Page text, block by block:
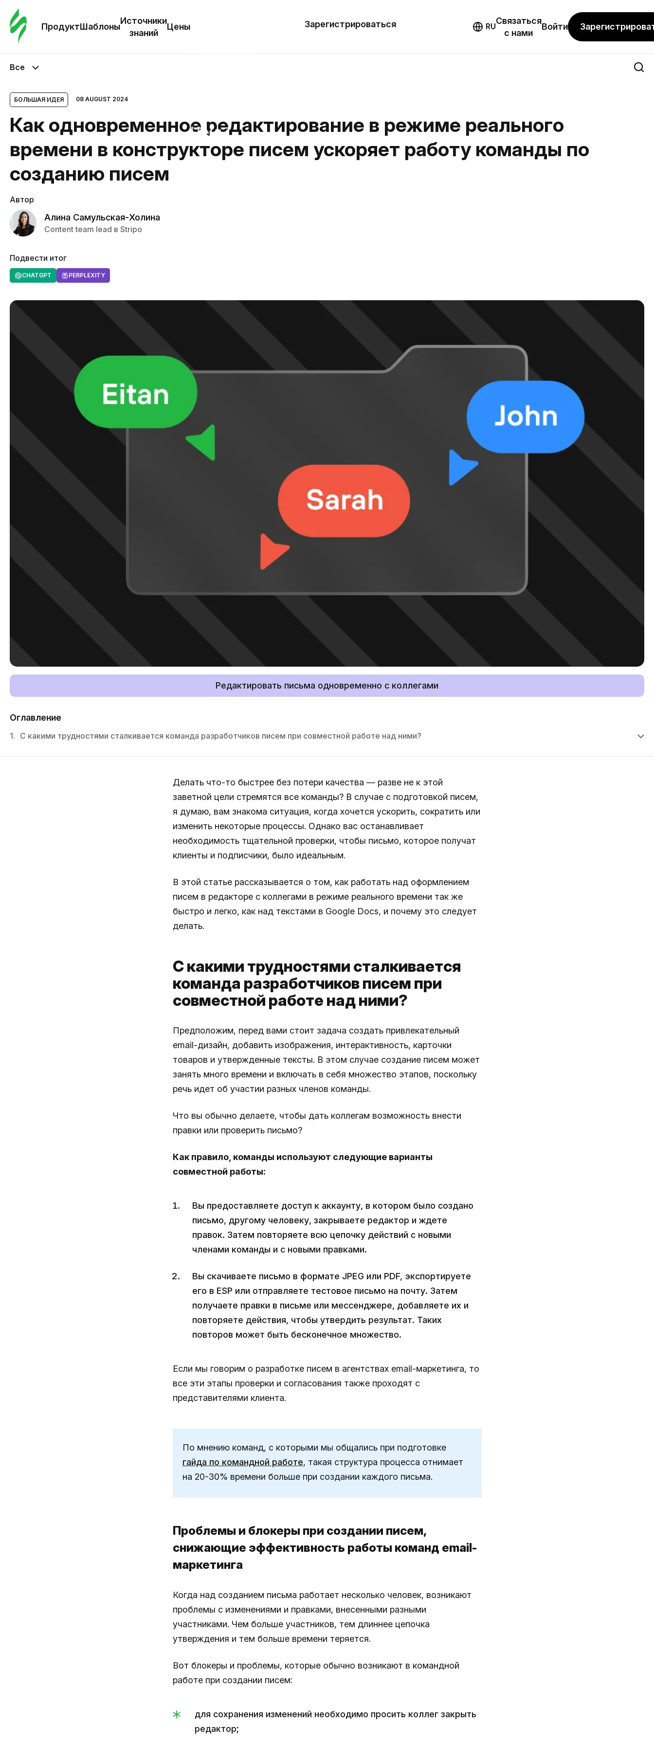
ПродуктШаблоны
Источники
знаний
Цены
Шаблоны
Цены
Зарегистрироваться RU
Связаться
с нами
Войти
Все
БОЛЬШАЯ ИДЕЯ 08 AUGUST 2024
Как одновременное редактирование в режиме реального
времени в конструкторе писем ускоряет работу команды по
созданию писем
Автор
Алина Самульская-Холина
Content team lead в Stripo
Подвести итог
CHATGPT PERPLEXITY
Редактировать письма одновременно с коллегами
Оглавление
1. С какими трудностями сталкивается команда разработчиков писем при совместной работе над ними?
Делать что-то быстрее без потери качества — разве не к этой
заветной цели стремятся все команды? В случае с подготовкой писем,
я думаю, вам знакома ситуация, когда хочется ускорить, сократить или
изменить некоторые процессы. Однако вас останавливает
необходимость тщательной проверки, чтобы письмо, которое получат
клиенты и подписчики, было идеальным.
В этой статье рассказывается о том, как работать над оформлением
писем в редакторе с коллегами в режиме реального времени так же
быстро и легко, как над текстами в Google Docs, и почему это следует
делать.
С какими трудностями сталкивается
команда разработчиков писем при
совместной работе над ними?
Предположим, перед вами стоит задача создать привлекательный
email-дизайн, добавить изображения, интерактивность, карточки
товаров и утвержденные тексты. В этом случае создание писем может
занять много времени и включать в себя множество этапов, поскольку
речь идет об участии разных членов команды.
Что вы обычно делаете, чтобы дать коллегам возможность внести
правки или проверить письмо?
Как правило, команды используют следующие варианты
совместной работы:
Вы предоставляете доступ к аккаунту, в котором было создано
письмо, другому человеку, закрываете редактор и ждете
правок. Затем повторяете всю цепочку действий с новыми
членами команды и с новыми правками.
Вы скачиваете письмо в формате JPEG или PDF, экспортируете
его в ESP или отправляете тестовое письмо на почту. Затем
получаете правки в письме или мессенджере, добавляете их и
повторяете действия, чтобы утвердить результат. Таких
повторов может быть бесконечное множество.
Если мы говорим о разработке писем в агентствах email-маркетинга, то
все эти этапы проверки и согласования также проходят с
представителями клиента.
По мнению команд, с которыми мы общались при подготовке
гайда по командной работе, такая структура процесса отнимает
на 20-30% времени больше при создании каждого письма.
Проблемы и блокеры при создании писем,
снижающие эффективность работы команд email-
маркетинга
Когда над созданием письма работает несколько человек, возникают
проблемы с изменениями и правками, внесенными разными
участниками. Чем больше участников, тем длиннее цепочка
утверждения и тем больше времени теряется.
Вот блокеры и проблемы, которые обычно возникают в командной
работе при создании писем:
для сохранения изменений необходимо просить коллег закрыть
редактор;